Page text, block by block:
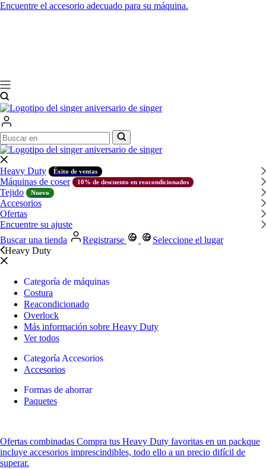
Encuentre el accesorio adecuado para su máquina.
Buscar
en
Buscar
en
Heavy Duty Éxito de ventas
Máquinas de coser 10% de descuento en reacondicionados
Tejido Nuevo
Accesorios
Ofertas
Encuentre su ajuste
Buscar una tienda
Registrarse
Seleccione el lugar
Heavy Duty
Categoría de máquinas
Costura
Reacondicionado
Overlock
Más información sobre Heavy Duty
Ver todos
Categoría Accesorios
Accesorios
Formas de ahorrar
Paquetes
Ofertas combinadas Compra tus Heavy Duty favoritas en un packque
incluye accesorios imprescindibles, todo ello a un precio difícil de
superar.